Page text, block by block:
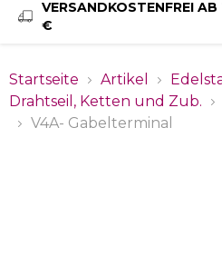
VERSANDKOSTENFREI AB
€
Startseite Artikel
Drahtseil, Ketten und Zub.
V4A- Gabelterminal